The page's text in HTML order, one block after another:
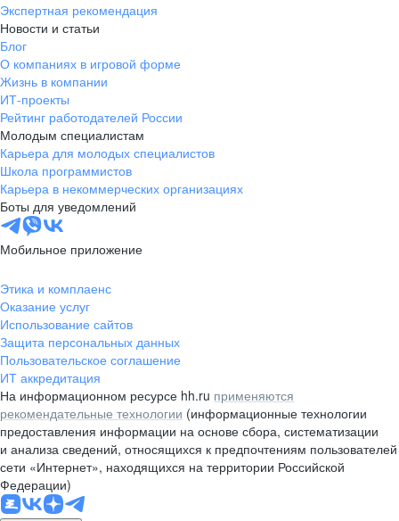
Экспертная рекомендация
Новости и статьи
Блог
О компаниях в игровой форме
Жизнь в компании
ИТ-проекты
Рейтинг работодателей России
Молодым специалистам
Карьера для молодых специалистов
Школа программистов
Карьера в некоммерческих организациях
Боты для уведомлений
Мобильное приложение
Этика и комплаенс
Оказание услуг
Использование сайтов
Защита персональных данных
Пользовательское соглашение
ИТ аккредитация
На информационном ресурсе hh.ru применяются
рекомендательные технологии (информационные технологии
предоставления информации на основе сбора, систематизации
и анализа сведений, относящихся к предпочтениям пользователей
сети «Интернет», находящихся на территории Российской
Федерации)